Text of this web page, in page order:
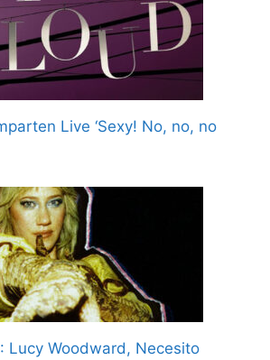
Live ‘Sexy! No, no, no
Lucy Woodward, Necesito